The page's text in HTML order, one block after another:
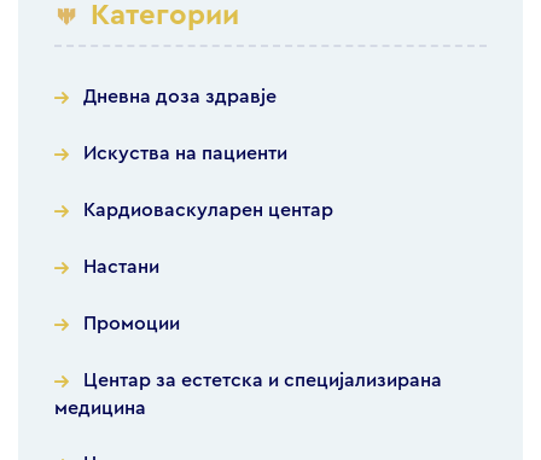
Категории
Дневна доза здравје
Искуства на пациенти
Кардиоваскуларен центар
Настани
Промоции
Центар за естетска и специјализирана
медицина